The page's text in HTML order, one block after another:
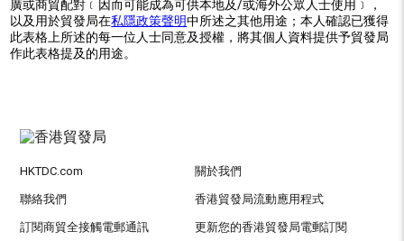
廣或商貿配對﹝因而可能成為可供本地及/或海外公眾人士使用﹞，
以及用於貿發局在私隱政策聲明中所述之其他用途；本人確認已獲得
此表格上所述的每一位人士同意及授權，將其個人資料提供予貿發局
作此表格提及的用途。
HKTDC.com 關於我們
聯絡我們 香港貿發局流動應用程式
訂閱商貿全接觸電郵通訊 更新您的香港貿發局電郵訂閱